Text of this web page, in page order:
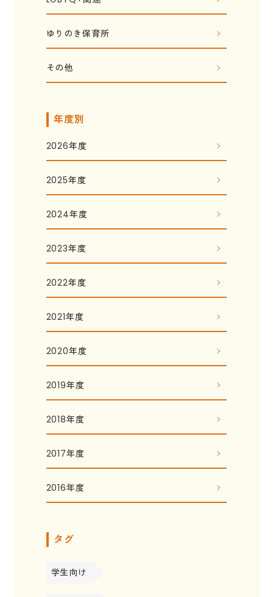
ゆりのき保育所
その他
年度別
2026年度
2025年度
2024年度
2023年度
2022年度
2021年度
2020年度
2019年度
2018年度
2017年度
2016年度
タグ
学生向け